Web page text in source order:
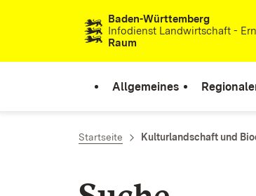
Zum Inhalt springenBaden-Württemberg
Infodienst Landwirtschaft -
Raum
Allgemeines
Startseite Kulturlandschaft und